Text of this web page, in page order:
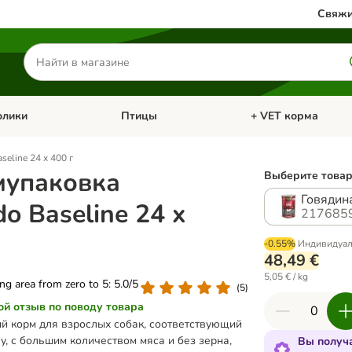
Поиск
товаров
Кошки Откройте меню категории: Грызуны и кролики
Птицы Откройте меню
+ VET корма
24 x 400 г
Baseline 24 x
area from zero to 5: 5.0/5 (5)
отзыв по поводу товара
корм для взрослых собак, соответствующий
с большим количеством мяса и без зерна,
Выберите
-0.55%
48,49 €
5,05 € / kg
Вы